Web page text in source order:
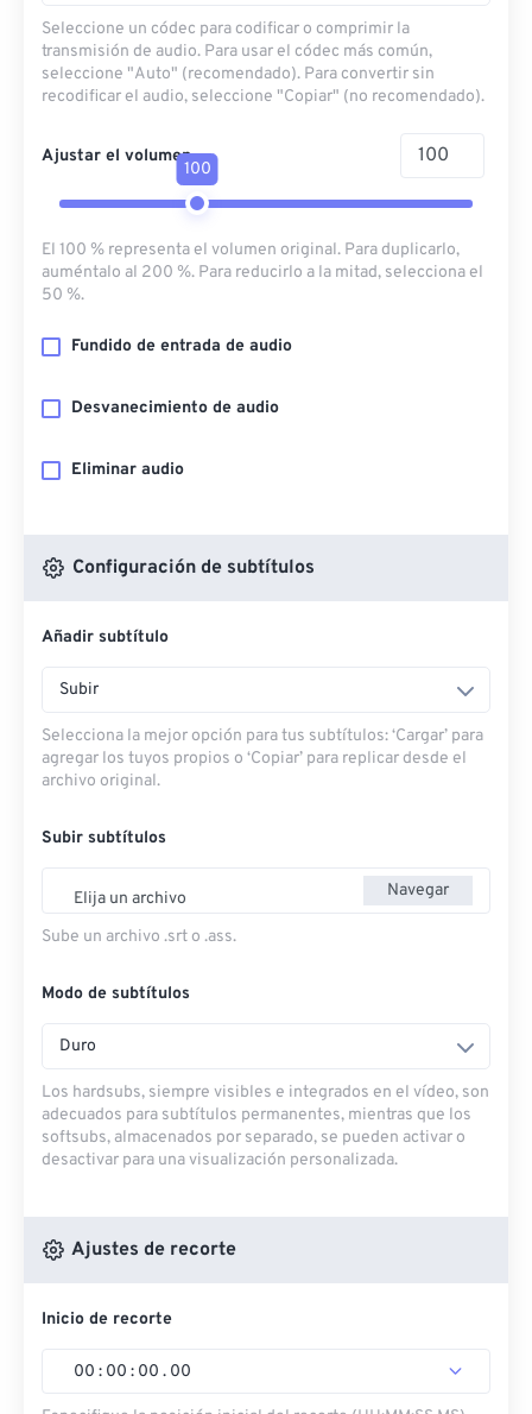
Seleccione un códec para codificar o comprimir la
transmisión de audio. Para usar el códec más común,
seleccione "Auto" (recomendado). Para convertir sin
recodificar el audio, seleccione "Copiar" (no recomendado).
Ajustar el volumen
100
El 100 % representa el volumen original. Para duplicarlo,
auméntalo al 200 %. Para reducirlo a la mitad, selecciona el
50 %.
Fundido de entrada de audio
Desvanecimiento de audio
Eliminar audio
Configuración de subtítulos
Añadir subtítulo
Subir
Selecciona la mejor opción para tus subtítulos: ‘Cargar’ para
agregar los tuyos propios o ‘Copiar’ para replicar desde el
archivo original.
Subir subtítulos
Elija un archivo Navegar
Sube un archivo .srt o .ass.
Modo de subtítulos
Duro
Los hardsubs, siempre visibles e integrados en el vídeo, son
adecuados para subtítulos permanentes, mientras que los
softsubs, almacenados por separado, se pueden activar o
desactivar para una visualización personalizada.
Ajustes de recorte
Inicio de recorte
00 : 00 : 00 . 00